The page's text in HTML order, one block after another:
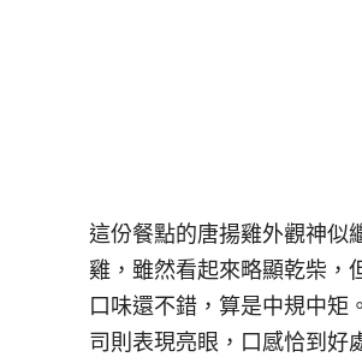
這份餐點的唐揚雞外觀神似
雞，雖然看起來略顯乾柴，
口味還不錯，算是中規中矩
司則表現亮眼，口感恰到好